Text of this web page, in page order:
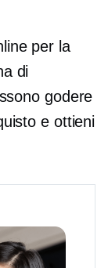
per la
di
godere
e ottieni